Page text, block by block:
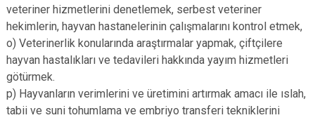
veteriner hizmetlerini denetlemek, serbest veteriner
hekimlerin, hayvan hastanelerinin çalışmalarını kontrol etmek,
o) Veterinerlik konularında araştırmalar yapmak, çiftçilere
hayvan hastalıkları ve tedavileri hakkında yayım hizmetleri
götürmek.
p) Hayvanların verimlerini ve üretimini artırmak amacı ile ıslah,
tabii ve suni tohumlama ve embriyo transferi tekniklerini